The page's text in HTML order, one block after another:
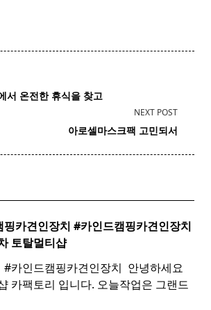
서 온전한 휴식을 찾고
NEXT POST
​ ​ ​ ​ 아로셀마스크팩 고민되서
카견인장치 #카인드캠핑카견인장치
토탈멀티샵
카인드캠핑카견인장치 ​ 안녕하세요
카팩토리 입니다. 오늘작업은 그랜드